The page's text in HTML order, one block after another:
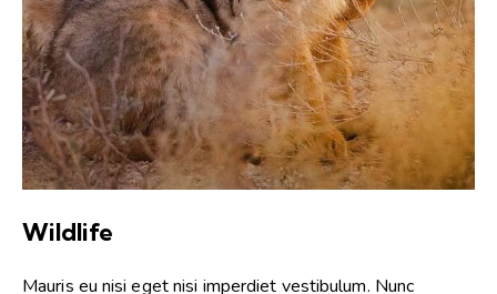
Wildlife
Mauris eu nisi eget nisi imperdiet vestibulum. Nunc